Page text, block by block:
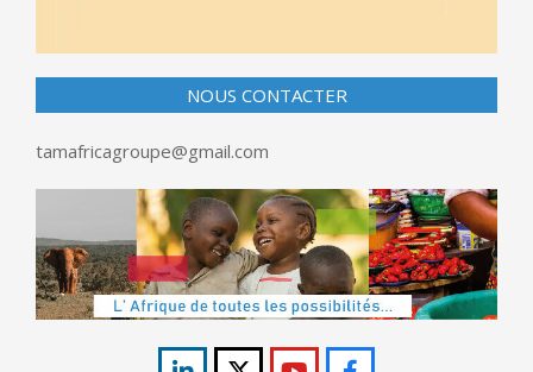
NOUS CONTACTER
tamafricagroupe@gmail.com